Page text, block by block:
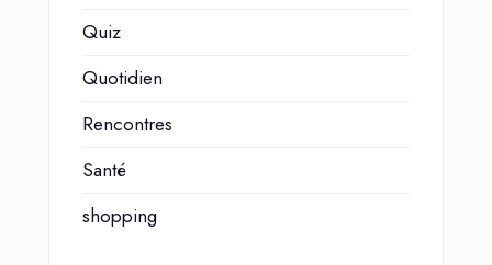
Quiz
Quotidien
Rencontres
Santé
shopping